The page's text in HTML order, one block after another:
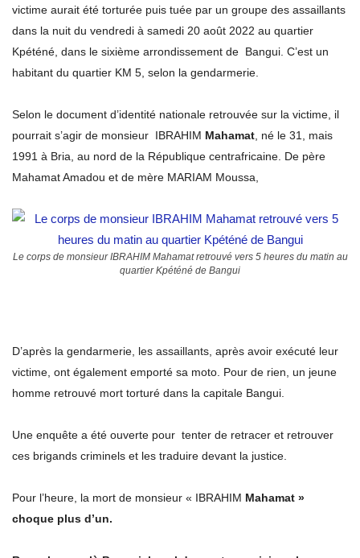
victime aurait été torturée puis tuée par un groupe des assaillants
dans la nuit du vendredi à samedi 20 août 2022 au quartier
Kpéténé, dans le sixième arrondissement de Bangui. C’est un
habitant du quartier KM 5, selon la gendarmerie.
Selon le document d’identité nationale retrouvée sur la victime, il
pourrait s’agir de monsieur IBRAHIM Mahamat, né le 31, mais
1991 à Bria, au nord de la République centrafricaine. De père
Mahamat Amadou et de mère MARIAM Moussa,
Le corps de monsieur IBRAHIM Mahamat retrouvé vers 5 heures du matin au
quartier Kpéténé de Bangui
D’après la gendarmerie, les assaillants, après avoir exécuté leur
victime, ont également emporté sa moto. Pour de rien, un jeune
homme retrouvé mort torturé dans la capitale Bangui.
Une enquête a été ouverte pour tenter de retracer et retrouver
ces brigands criminels et les traduire devant la justice.
Pour l’heure, la mort de monsieur « IBRAHIM Mahamat »
choque plus d’un.